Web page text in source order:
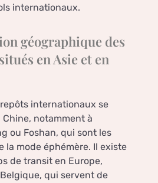
internationaux.
géographique des
en Asie et en
internationaux se
notamment à
ou Foshan, qui sont les
la mode éphémère. Il existe
de transit en Europe,
qui servent de